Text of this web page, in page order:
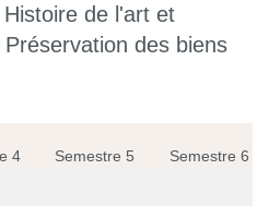
de l'art et
des biens
4 Semestre 5 Semestre 6